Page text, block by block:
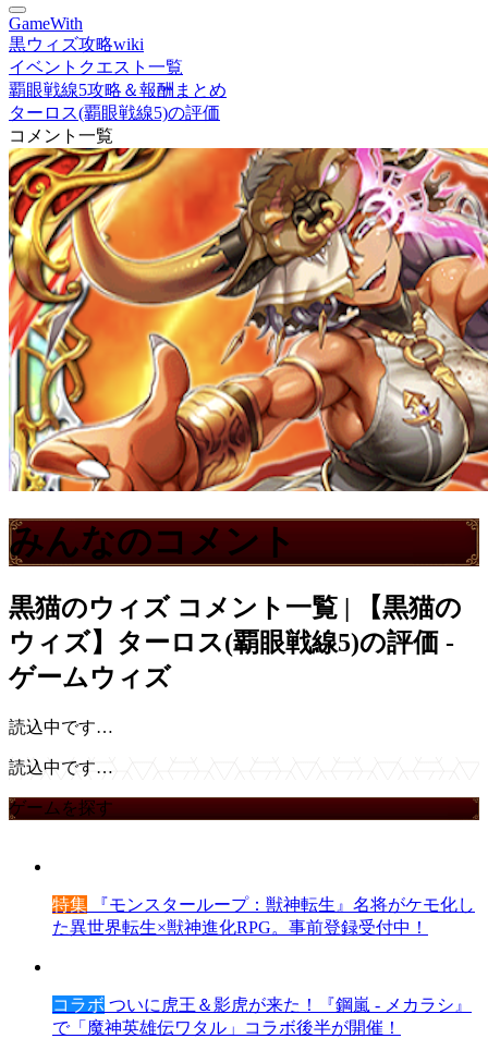
GameWith
黒ウィズ攻略wiki
イベントクエスト一覧
覇眼戦線5攻略＆報酬まとめ
ターロス(覇眼戦線5)の評価
コメント一覧
みんなのコメント
黒猫のウィズ コメント一覧 | 【黒猫の
ウィズ】ターロス(覇眼戦線5)の評価 -
ゲームウィズ
読込中です…
読込中です…
ゲームを探す
特集 『モンスターループ：獣神転生』名将がケモ化し
た異世界転生×獣神進化RPG。事前登録受付中！
コラボ ついに虎王＆影虎が来た！『鋼嵐 - メカラシ』
で「魔神英雄伝ワタル」コラボ後半が開催！